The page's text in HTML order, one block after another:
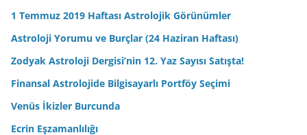
1 Temmuz 2019 Haftası Astrolojik Görünümler
Astroloji Yorumu ve Burçlar (24 Haziran Haftası)
Zodyak Astroloji Dergisi’nin 12. Yaz Sayısı Satışta!
Finansal Astrolojide Bilgisayarlı Portföy Seçimi
Venüs İkizler Burcunda
Ecrin Eşzamanlılığı